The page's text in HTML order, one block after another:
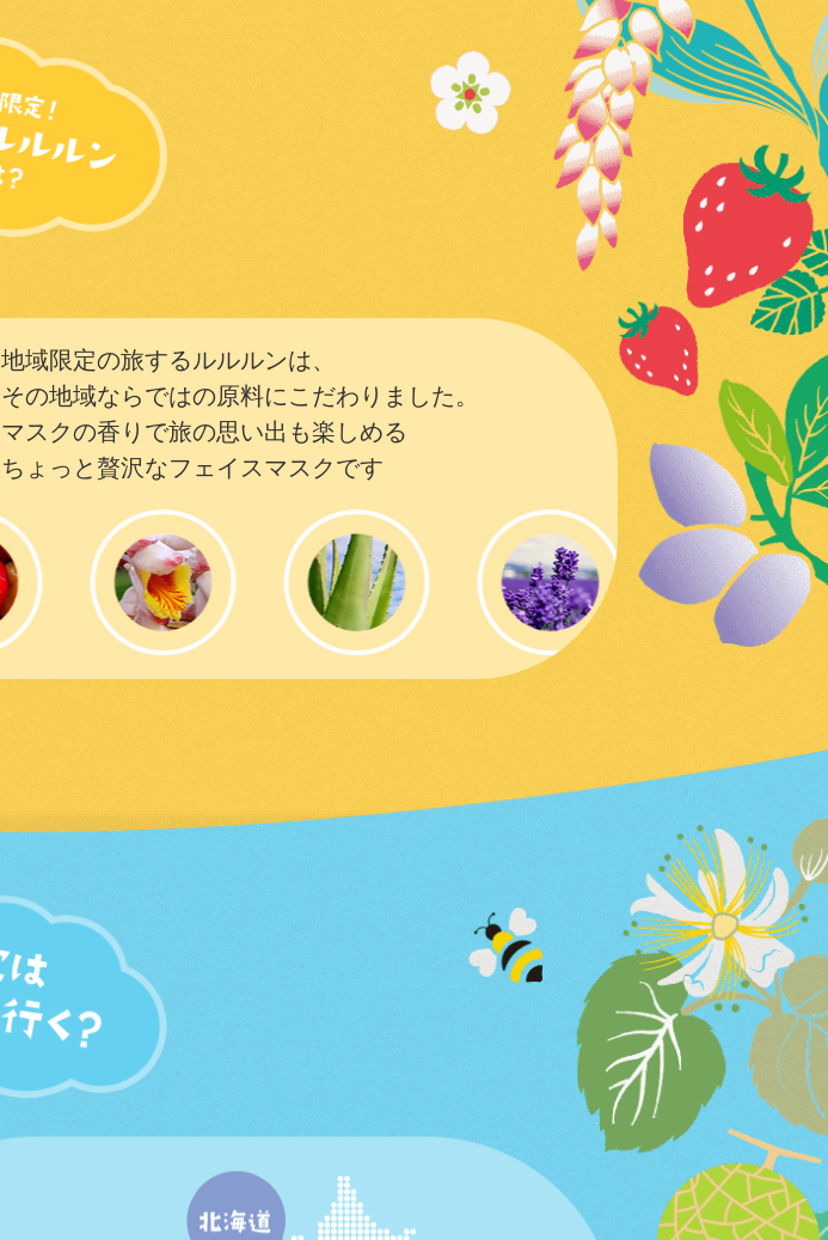
地域限定の旅するルルルンは、
その地域ならではの原料にこだわりました。
マスクの香りで旅の思い出も楽しめる
ちょっと贅沢なフェイスマスクです